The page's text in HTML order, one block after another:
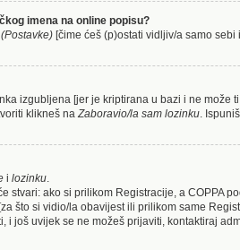
imena na online popisu?
[čime ćeš (p)ostati vidljiv/a samo sebi
izgubljena [jer je kriptirana u bazi i ne može
klikneš na Zaboravio/la sam lozinku .
i lozinku
stvari: ako si prilikom Registracije, a COPPA
što si vidio/la obavijest ili prilikom same
još uvijek se ne možeš prijaviti, kontaktiraj